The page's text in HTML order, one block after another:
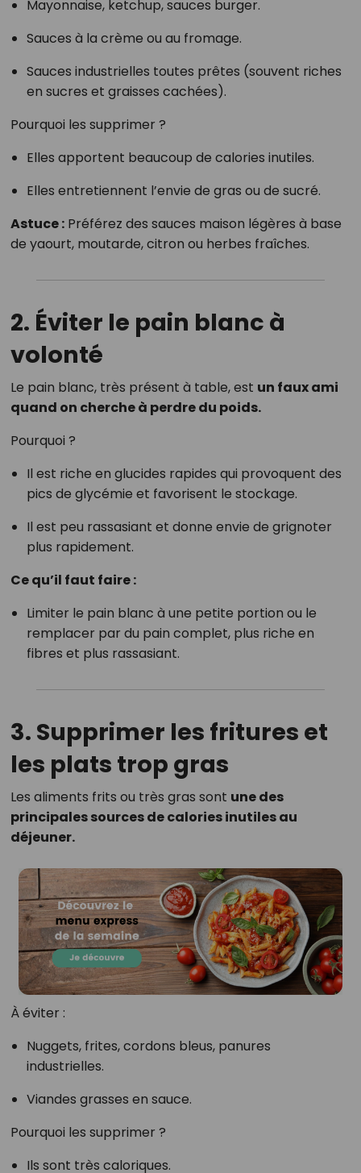
Mayonnaise, ketchup, sauces burger.
Sauces à la crème ou au fromage.
Sauces industrielles toutes prêtes (souvent riches
en sucres et graisses cachées).
Pourquoi les supprimer ?
Elles apportent beaucoup de calories inutiles.
Elles entretiennent l’envie de gras ou de sucré.
Astuce :Préférez des sauces maison légères à base
de yaourt, moutarde, citron ou herbes fraîches.
2. Éviter le pain blanc à
volonté
Le pain blanc, très présent à table, est un faux ami
quand on cherche à perdre du poids.
Pourquoi ?
Il est riche en glucides rapides qui provoquent des
pics de glycémie et favorisent le stockage.
Il est peu rassasiant et donne envie de grignoter
plus rapidement.
Ce qu’il faut faire :
Limiter le pain blanc à une petite portion ou le
remplacer par du pain complet, plus riche en
fibres et plus rassasiant.
3. Supprimer les fritures et
les plats trop gras
Les aliments frits ou très gras sont une des
principales sources de calories inutiles au
déjeuner.
À éviter :
Nuggets, frites, cordons bleus, panures
industrielles.
Viandes grasses en sauce.
Pourquoi les supprimer ?
Ils sont très caloriques.